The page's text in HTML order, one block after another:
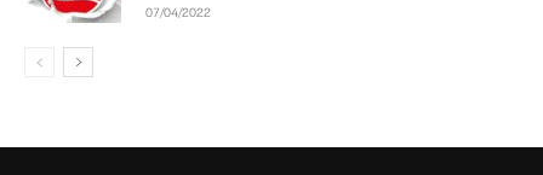
07/04/2022